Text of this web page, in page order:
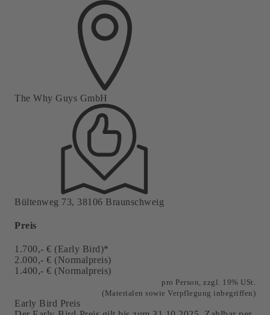
The Why Guys GmbH
Bültenweg 73, 38106 Braunschweig
Preis
1.700,- € (Early Bird)*
2.000,- € (Normalpreis)
1.400,- € (Normalpreis)
pro Person, zzgl. 19% USt.
(Materialen sowie Verpflegung inbegriffen)
Early Bird Preis